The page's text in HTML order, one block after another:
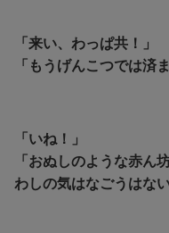
「来い、わっぱ共！」
「もうげんこつでは済
「いね！」
「おぬしのような赤ん
わしの気はなごうはない